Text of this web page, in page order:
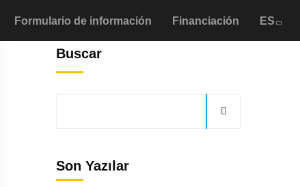
Formulario de información Financiación ES
Buscar
Son Yazılar